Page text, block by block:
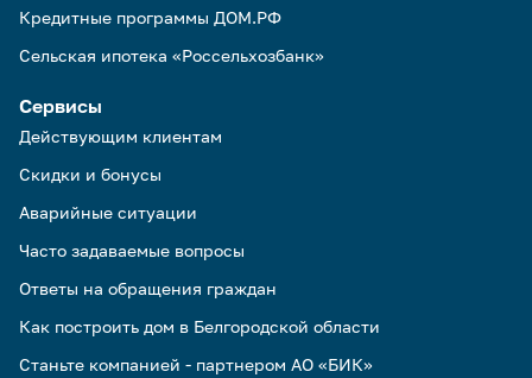
Кредитные программы ДОМ.РФ
Сельская ипотека «Россельхозбанк»
Сервисы
Действующим клиентам
Скидки и бонусы
Аварийные ситуации
Часто задаваемые вопросы
Ответы на обращения граждан
Как построить дом в Белгородской области
Станьте компанией - партнером АО «БИК»